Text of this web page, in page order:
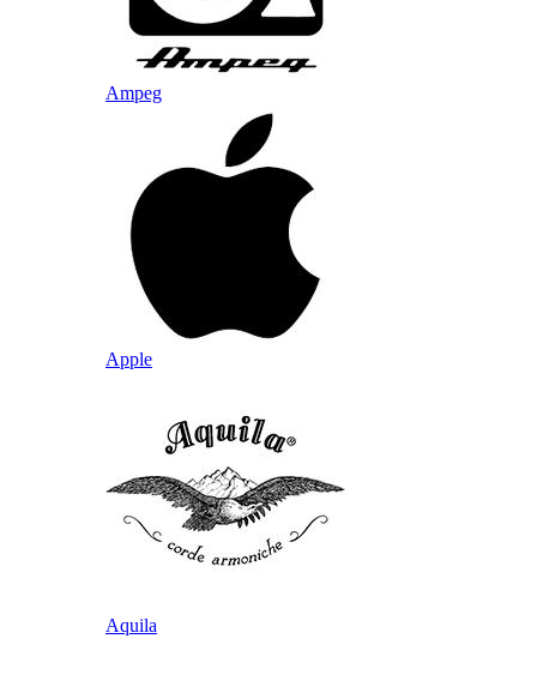
Ampeg
Apple
Aquila